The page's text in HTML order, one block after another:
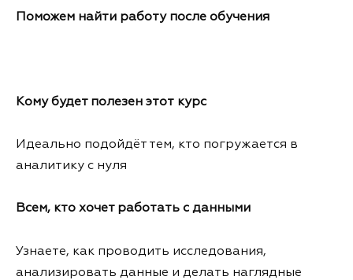
Поможем найти работу после обучения
Кому будет полезен этот курс
Идеально подойдёт тем, кто погружается в
аналитику с нуля
Всем, кто хочет работать с данными
Узнаете, как проводить исследования,
анализировать данные и делать наглядные